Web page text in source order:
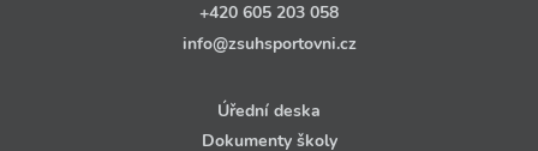
+420 605 203 058
info@zsuhsportovni.cz
Úřední deska
Dokumenty školy